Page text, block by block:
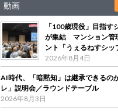
動画
「100歳現役」目指す
が集結 マンション管
ント「うぇるねすシッ
2026年8月4日
AI時代、「暗黙知」は継承できる
レ」説明会／ラウンドテーブル
2026年8月3日